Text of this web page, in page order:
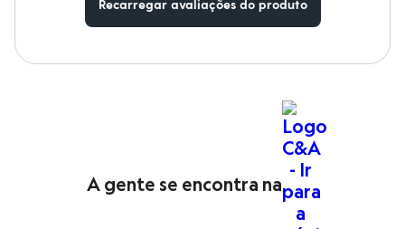
Camisetas e Regatas
Casacos e Jaquetas
Jeans
Recarregar avaliações do produto
A gente se encontra na